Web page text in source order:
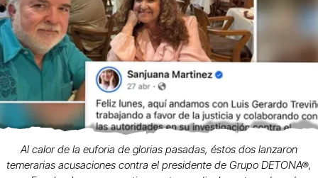
Al calor de la euforia de glorias pasadas, éstos dos lanzaron
temerarias acusaciones contra el presidente de Grupo DETONA®,